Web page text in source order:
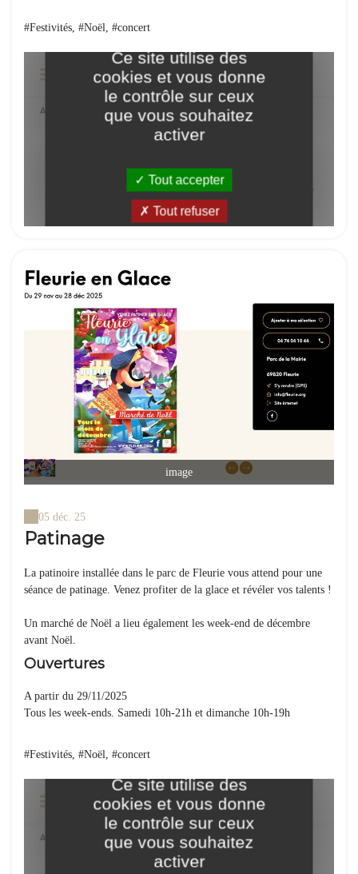
#Festivités, #Noël, #concert
image
05 déc. 25
Patinage
La patinoire installée dans le parc de Fleurie vous attend pour une
séance de patinage. Venez profiter de la glace et révéler vos talents !
Un marché de Noël a lieu également les week-end de décembre
avant Noël.
Ouvertures
A partir du 29/11/2025
Tous les week-ends. Samedi 10h-21h et dimanche 10h-19h
#Festivités, #Noël, #concert